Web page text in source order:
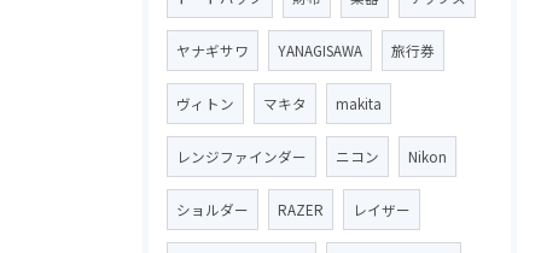
ヤナギサワ YANAGISAWA 旅行券
ヴィトン マキタ makita
レンジファインダー ニコン Nikon
ショルダー RAZER レイザー